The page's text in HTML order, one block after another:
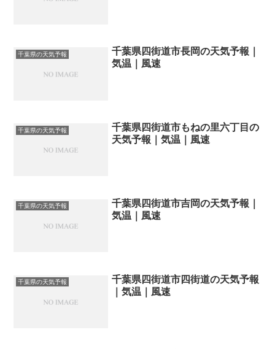
千葉県の天気予報
千葉県四街道市長岡の天気予報｜
気温｜風速
千葉県の天気予報
千葉県四街道市もねの里六丁目の
天気予報｜気温｜風速
千葉県の天気予報
千葉県四街道市吉岡の天気予報｜
気温｜風速
千葉県の天気予報
千葉県四街道市四街道の天気予報
｜気温｜風速